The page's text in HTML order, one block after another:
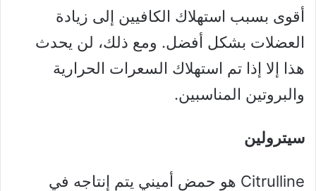
أقوى بسبب استهلاك الكافيين إلى زيادة
العضلات بشكل أفضل. ومع ذلك، لن يحدث
هذا إلا إذا تم استهلاك السعرات الحرارية
والبروتين المناسبين.
سيترولين
Citrulline هو حمض أميني يتم إنتاجه في